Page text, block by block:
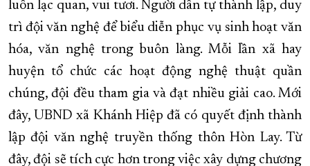
luôn lạc quan, vui tươi. Người dân tự thành lập, duy
trì đội văn nghệ để biểu diễn phục vụ sinh hoạt văn
hóa, văn nghệ trong buôn làng. Mỗi lần xã hay
huyện tổ chức các hoạt động nghệ thuật quần
chúng, đội đều tham gia và đạt nhiều giải cao. Mới
đây, UBND xã Khánh Hiệp đã có quyết định thành
lập đội văn nghệ truyền thống thôn Hòn Lay. Từ
đây, đội sẽ tích cực hơn trong việc xây dựng chương